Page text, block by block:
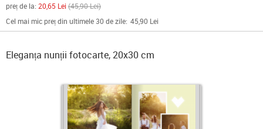
preț de la: 20,65 Lei 45,90 Lei
Cel mai mic preț din ultimele 30 de zile: 45,90 Lei
Eleganța nunții fotocarte, 20x30 cm